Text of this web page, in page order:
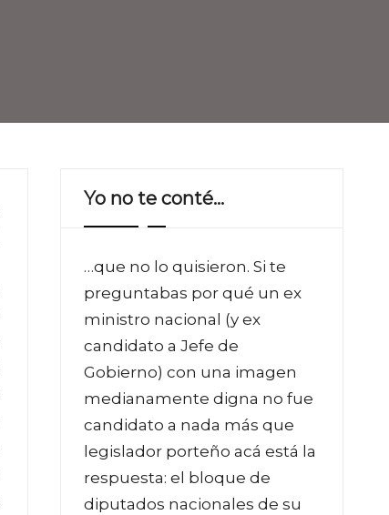
Yo no te conté…
…que no lo quisieron. Si te
preguntabas por qué un ex
ministro nacional (y ex
candidato a Jefe de
Gobierno) con una imagen
medianamente digna no fue
candidato a nada más que
legislador porteño acá está la
respuesta: el bloque de
diputados nacionales de su